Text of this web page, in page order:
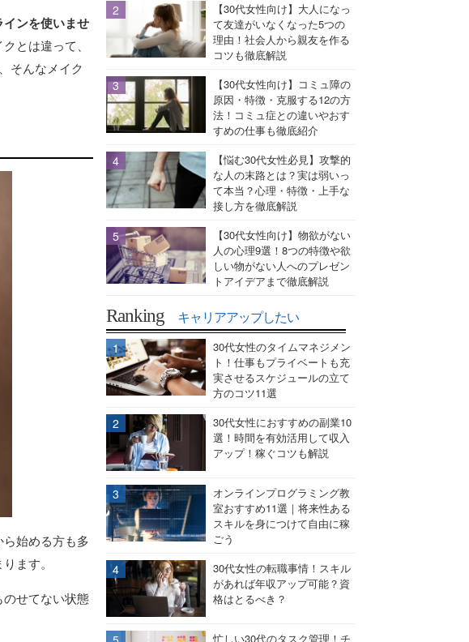
インを使いませ
とは違って、
そんなメイク
始める方も多
ます。
せてない状態
【30代女性向け】大人になっ
て友達がいなくなった5つの
理由！社会人から親友を作る
コツも徹底解説
【30代女性向け】コミュ障の
原因・特徴・克服する12の方
法！コミュ症との違いやおす
すめの仕事も徹底紹介
【悩む30代女性必見】攻撃的
な人の末路とは？実は弱いっ
て本当？心理・特徴・上手な
接し方を徹底解説
【30代女性向け】物欲がない
人の心理9選！8つの特徴や欲
しい物がない人へのプレゼン
トアイデアまで徹底解説
Ranking キャリアアップしたい
30代女性のタイムマネジメン
ト！仕事もプライベートも充
実させるスケジュールの立て
方のコツ11選
30代女性におすすめの副業10
選！時間を有効活用して収入
アップ！稼ぐコツも解説
オンラインプログラミング教
室おすすめ11選｜将来性ある
スキルを身につけて自由に稼
ごう
30代女性の転職事情！スキル
があれば年収アップ可能？資
格はとるべき？
忙しい30代のタスク管理！チ